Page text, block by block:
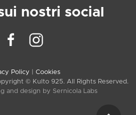
nostri social
Policy
Cookies
© Kulto 925. All Rights Reserved.
and design by Sernicola Labs